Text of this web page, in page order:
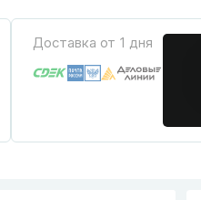
Доставка от 1 дня